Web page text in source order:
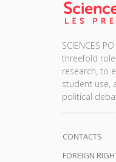
SCIENCES
threefold
research, to
student use,
political
CONTACTS
FOREIGN